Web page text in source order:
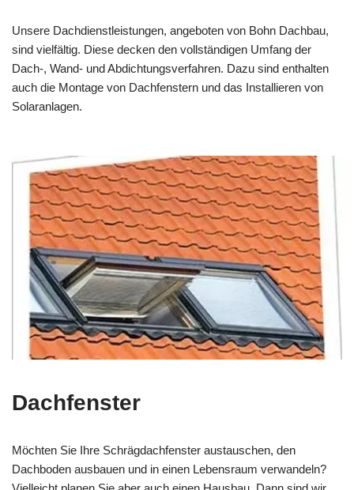
Unsere Dachdienstleistungen, angeboten von Bohn Dachbau,
sind vielfältig. Diese decken den vollständigen Umfang der
Dach-, Wand- und Abdichtungsverfahren. Dazu sind enthalten
auch die Montage von Dachfenstern und das Installieren von
Solaranlagen.
Dachfenster
Möchten Sie Ihre Schrägdachfenster austauschen, den
Dachboden ausbauen und in einen Lebensraum verwandeln?